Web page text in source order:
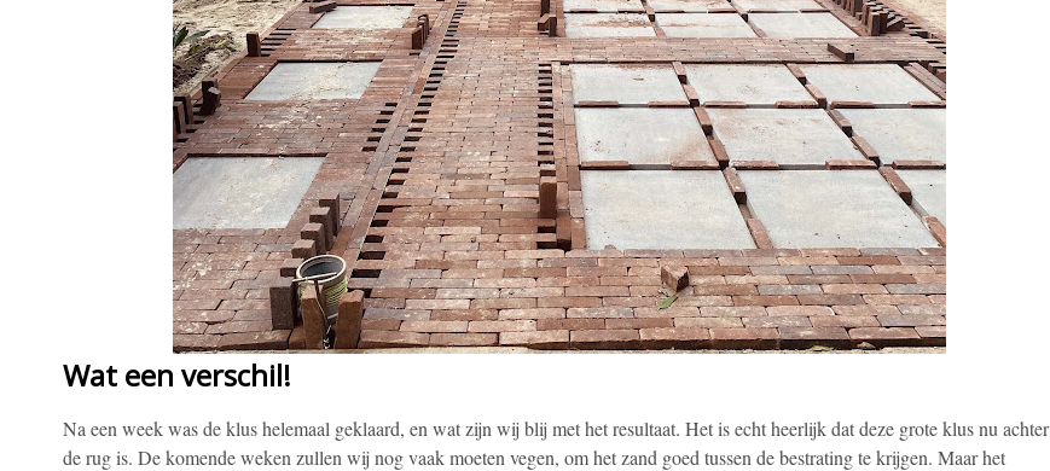
Wat een verschil!
Na een week was de klus helemaal geklaard, en wat zijn wij blij met het resultaat. Het is echt heerlijk dat deze grote klus nu achter
de rug is. De komende weken zullen wij nog vaak moeten vegen, om het zand goed tussen de bestrating te krijgen. Maar het